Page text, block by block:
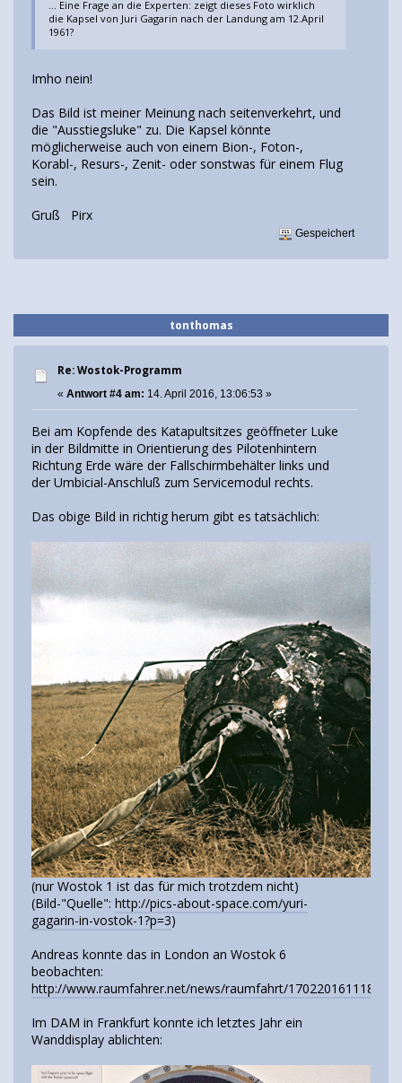
... Eine Frage an die Experten: zeigt dieses Foto wirklich
die Kapsel von Juri Gagarin nach der Landung am 12.April
1961?
Imho nein!
Das Bild ist meiner Meinung nach seitenverkehrt, und
die "Ausstiegsluke" zu. Die Kapsel könnte
möglicherweise auch von einem Bion-, Foton-,
Korabl-, Resurs-, Zenit- oder sonstwas für einem Flug
sein.
Gruß Pirx
Gespeichert
tonthomas
Re: Wostok-Programm
« Antwort #4 am: 14. April 2016, 13:06:53 »
Bei am Kopfende des Katapultsitzes geöffneter Luke
in der Bildmitte in Orientierung des Pilotenhintern
Richtung Erde wäre der Fallschirmbehälter links und
der Umbicial-Anschluß zum Servicemodul rechts.
Das obige Bild in richtig herum gibt es tatsächlich:
(nur Wostok 1 ist das für mich trotzdem nicht)
(Bild-"Quelle": http://pics-about-space.com/yuri-
gagarin-in-vostok-1?p=3)
Andreas konnte das in London an Wostok 6
beobachten:
http://www.raumfahrer.net/news/raumfahrt/
Im DAM in Frankfurt konnte ich letztes Jahr ein
Wanddisplay ablichten: